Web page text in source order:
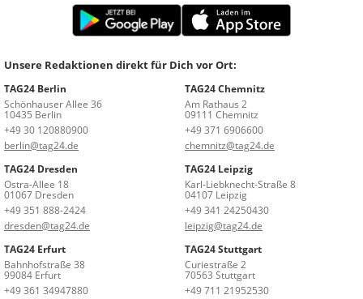
Unsere Redaktionen direkt für Dich vor Ort:
TAG24 Berlin
Schönhauser Allee 36
10435 Berlin
+49 30 120880900
berlin@tag24.de
TAG24 Chemnitz
Am Rathaus 2
09111 Chemnitz
+49 371 6906600
chemnitz@tag24.de
TAG24 Dresden
Ostra-Allee 18
01067 Dresden
+49 351 888-2424
dresden@tag24.de
TAG24 Leipzig
Karl-Liebknecht-Straße 8
04107 Leipzig
+49 341 24250430
leipzig@tag24.de
TAG24 Erfurt
Bahnhofstraße 38
99084 Erfurt
+49 361 34947880
TAG24 Stuttgart
Curiestraße 2
70563 Stuttgart
+49 711 21952530